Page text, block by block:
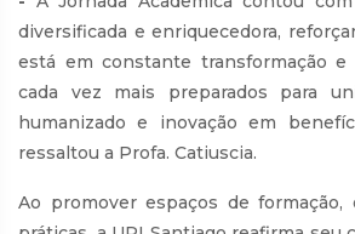
diversificada e enriquecedora,
está em constante transformação e
cada vez mais preparados para
humanizado e inovação em
ressaltou a Profa. Catiuscia.
Ao promover espaços de formação,